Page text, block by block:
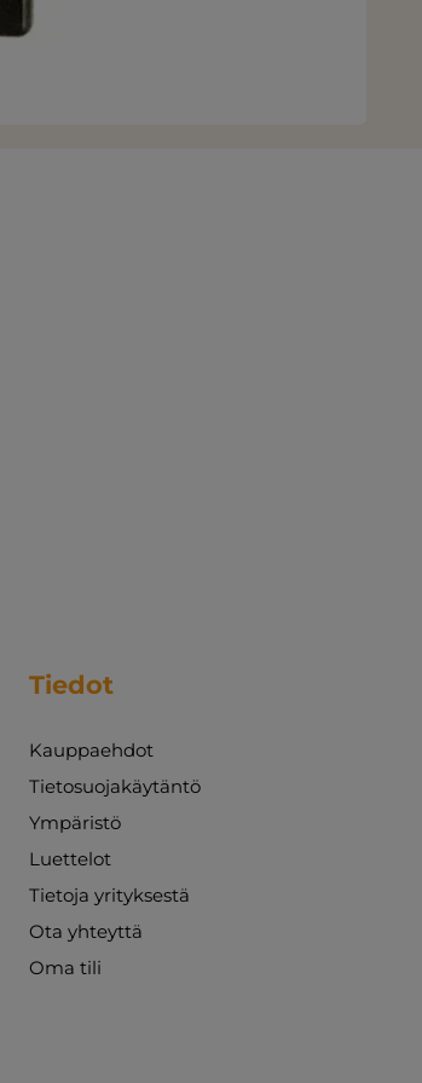
Tiedot
Kauppaehdot
Tietosuojakäytäntö
Ympäristö
Luettelot
Tietoja yrityksestä
Ota yhteyttä
Oma tili